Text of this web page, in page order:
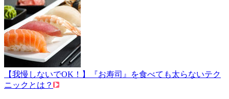
【我慢しないでOK！】『お寿司』を食べても太らないテク
ニックとは？